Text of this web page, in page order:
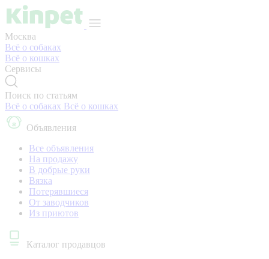
Москва
Всё о собаках
Всё о кошках
Сервисы
Поиск по статьям
Всё о собаках Всё о кошках
Объявления
Все объявления
На продажу
В добрые руки
Вязка
Потерявшиеся
От заводчиков
Из приютов
Каталог продавцов